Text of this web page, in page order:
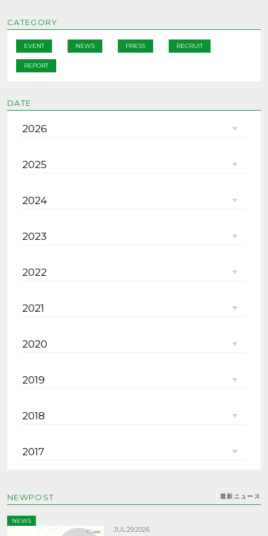
CATEGORY
EVENT NEWS PRESS RECRUIT
REPORT
DATE
2026
2025
2024
2023
2022
2021
2020
2019
2018
2017
NEWPOST 最新ニュース
NEWS
JUL.29.2026